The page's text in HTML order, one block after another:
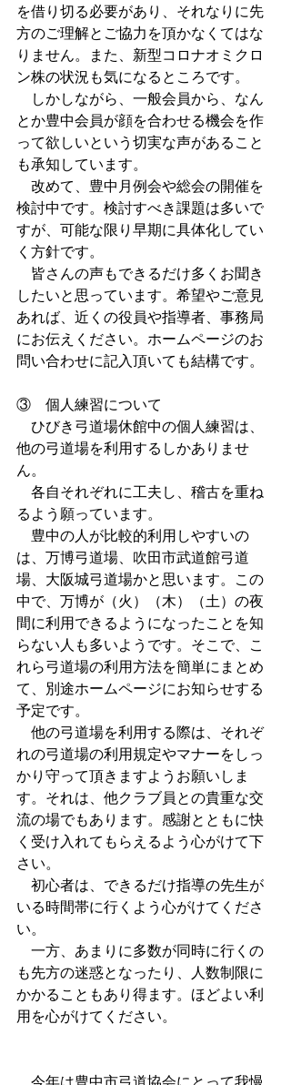
を借り切る必要があり、それなりに先
方のご理解とご協力を頂かなくてはな
りません。また、新型コロナオミクロ
ン株の状況も気になるところです。
しかしながら、一般会員から、なん
とか豊中会員が顔を合わせる機会を作
って欲しいという切実な声があること
も承知しています。
改めて、豊中月例会や総会の開催を
検討中です。検討すべき課題は多いで
すが、可能な限り早期に具体化してい
く方針です。
皆さんの声もできるだけ多くお聞き
したいと思っています。希望やご意見
あれば、近くの役員や指導者、事務局
にお伝えください。ホームページのお
問い合わせに記入頂いても結構です。
③　個人練習について
ひびき弓道場休館中の個人練習は、
他の弓道場を利用するしかありませ
ん。
各自それぞれに工夫し、稽古を重ね
るよう願っています。
豊中の人が比較的利用しやすいの
は、万博弓道場、吹田市武道館弓道
場、大阪城弓道場かと思います。この
中で、万博が（火）（木）（土）の夜
間に利用できるようになったことを知
らない人も多いようです。そこで、こ
れら弓道場の利用方法を簡単にまとめ
て、別途ホームページにお知らせする
予定です。
他の弓道場を利用する際は、それぞ
れの弓道場の利用規定やマナーをしっ
かり守って頂きますようお願いしま
す。それは、他クラブ員との貴重な交
流の場でもあります。感謝とともに快
く受け入れてもらえるよう心がけて下
さい。
初心者は、できるだけ指導の先生が
いる時間帯に行くよう心がけてくださ
い。
一方、あまりに多数が同時に行くの
も先方の迷惑となったり、人数制限に
かかることもあり得ます。ほどよい利
用を心がけてください。
今年は豊中市弓道協会にとって我慢